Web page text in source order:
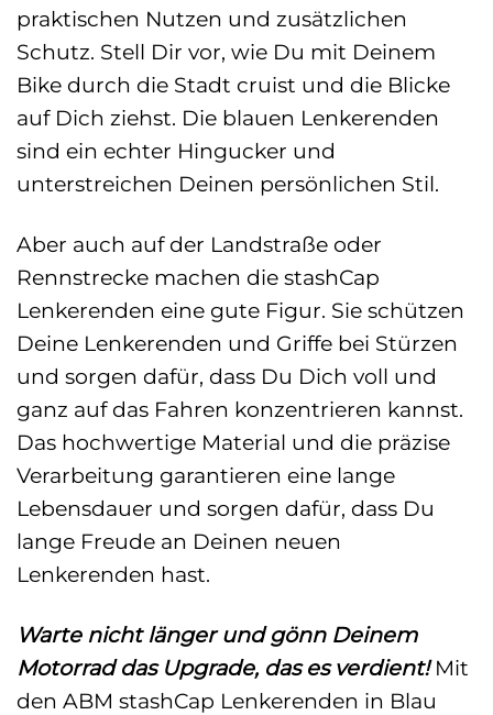
praktischen Nutzen und zusätzlichen
Schutz. Stell Dir vor, wie Du mit Deinem
Bike durch die Stadt cruist und die Blicke
auf Dich ziehst. Die blauen Lenkerenden
sind ein echter Hingucker und
unterstreichen Deinen persönlichen Stil.
Aber auch auf der Landstraße oder
Rennstrecke machen die stashCap
Lenkerenden eine gute Figur. Sie schützen
Deine Lenkerenden und Griffe bei Stürzen
und sorgen dafür, dass Du Dich voll und
ganz auf das Fahren konzentrieren kannst.
Das hochwertige Material und die präzise
Verarbeitung garantieren eine lange
Lebensdauer und sorgen dafür, dass Du
lange Freude an Deinen neuen
Lenkerenden hast.
Warte nicht länger und gönn Deinem
Motorrad das Upgrade, das es verdient!Mit
den ABM stashCap Lenkerenden in Blau